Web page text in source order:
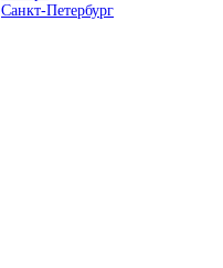
Санкт-Петербург